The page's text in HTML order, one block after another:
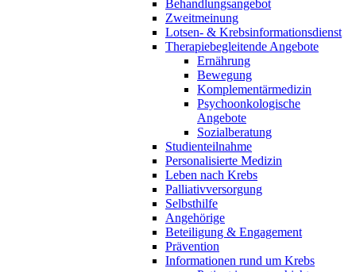
Behandlungsangebot
Zweitmeinung
Lotsen- & Krebsinformationsdienst
Therapiebegleitende Angebote
Ernährung
Bewegung
Komplementärmedizin
Psychoonkologische
Angebote
Sozialberatung
Studienteilnahme
Personalisierte Medizin
Leben nach Krebs
Palliativversorgung
Selbsthilfe
Angehörige
Beteiligung & Engagement
Prävention
Informationen rund um Krebs